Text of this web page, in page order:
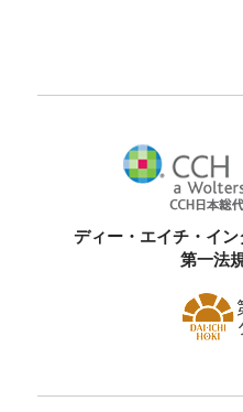
ディー・エイチ・イ
第一法